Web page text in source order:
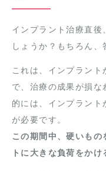
インプラント治療直
しょうか？もちろん、
これは、インプラント
で、治療の成果が損
的には、インプラント
が必要です。
この期間中、硬いもの
トに大きな負荷をかけ